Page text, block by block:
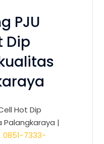
PJU
Dip
Hot Dip
Palangkaraya |
0851-7333-